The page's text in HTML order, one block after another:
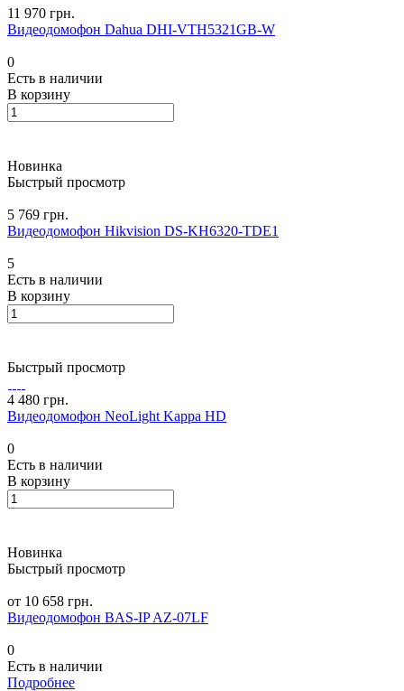
11 970 грн.
Видеодомофон Dahua DHI-VTH5321GB-W
0
Есть в наличии
В корзину
Новинка
Быстрый просмотр
5 769 грн.
Видеодомофон Hikvision DS-KH6320-TDE1
5
Есть в наличии
В корзину
Быстрый просмотр
4 480 грн.
Видеодомофон NeoLight Kappa HD
0
Есть в наличии
В корзину
Новинка
Быстрый просмотр
от 10 658 грн.
Видеодомофон BAS-IP AZ-07LF
0
Есть в наличии
Подробнее